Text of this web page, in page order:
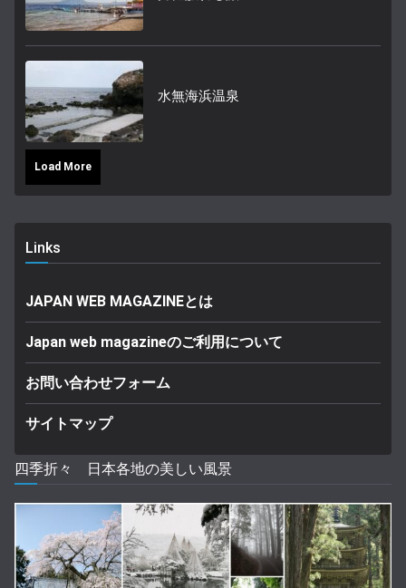
水無海浜温泉
Load More
Links
JAPAN WEB MAGAZINEとは
Japan web magazineのご利用について
お問い合わせフォーム
サイトマップ
四季折々 日本各地の美しい風景